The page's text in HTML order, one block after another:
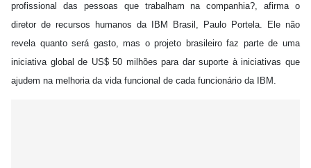
profissional das pessoas que trabalham na companhia?, afirma o
diretor de recursos humanos da IBM Brasil, Paulo Portela. Ele não
revela quanto será gasto, mas o projeto brasileiro faz parte de uma
iniciativa global de US$ 50 milhões para dar suporte à iniciativas que
ajudem na melhoria da vida funcional de cada funcionário da IBM.